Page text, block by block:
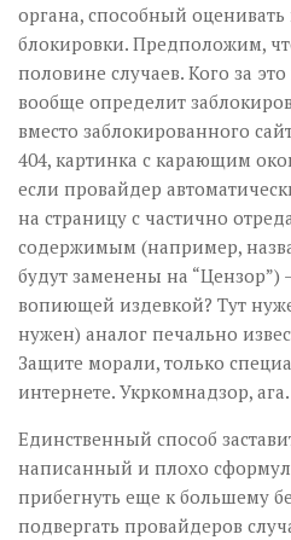
органа, способный оценивать
блокировки. Предположим,
половине случаев. Кого за это
вообще определит
вместо заблокированного
404, картинка с карающим
если провайдер
на страницу с частично
содержимым (например,
будут заменены на “Цензор”)
вопиющей издевкой? Тут
нужен) аналог печально
Защите морали, только
интернете. Укркомнадзор, ага.
Единственный способ
написанный и плохо
прибегнуть еще к большему
подвергать провайдеров